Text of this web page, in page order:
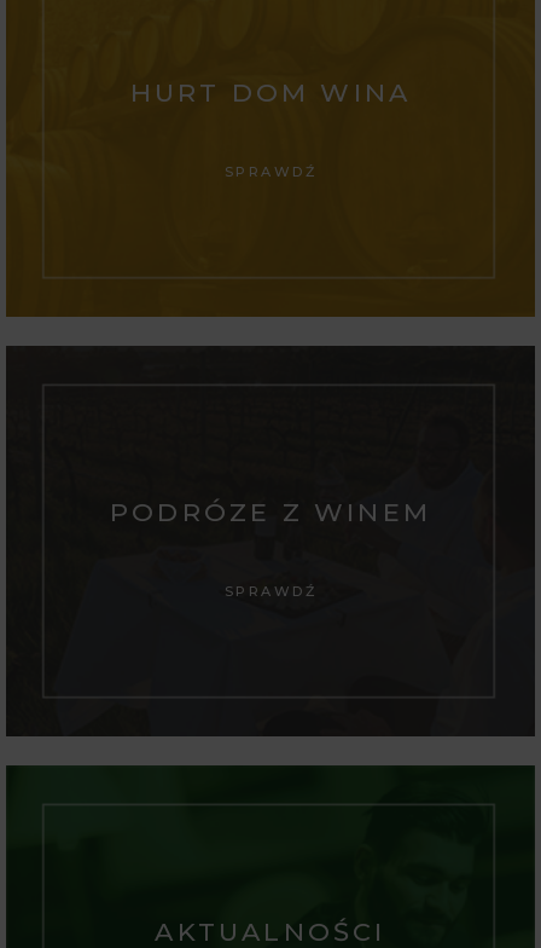
HURT DOM WINA
SPRAWDŹ
PODRÓZE Z WINEM
SPRAWDŹ
AKTUALNOŚCI